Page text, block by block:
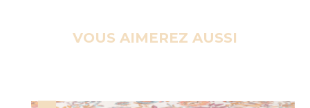
VOUS AIMEREZ AUSSI